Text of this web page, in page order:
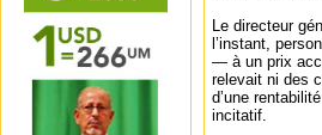
Le directeur
l’instant,
— à un prix
relevait ni des
d’une
incitatif.